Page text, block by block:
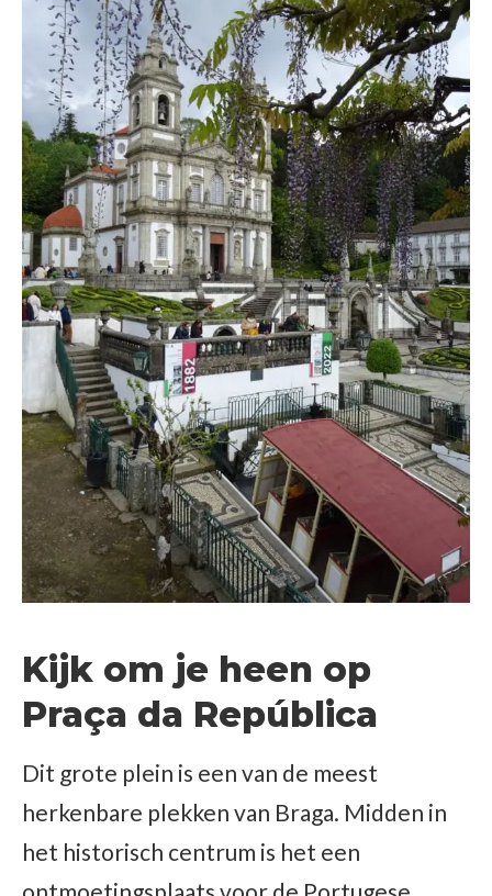
Kijk om je heen op
Praça da República
Dit grote plein is een van de meest
herkenbare plekken van Braga. Midden in
het historisch centrum is het een